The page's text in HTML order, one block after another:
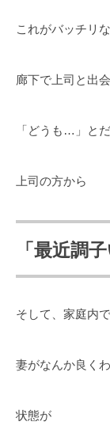
これがバッチリ
廊下で上司と出
「どうも…」と
上司の方から
「最近調
そして、家庭内
妻がなんか良く
状態が